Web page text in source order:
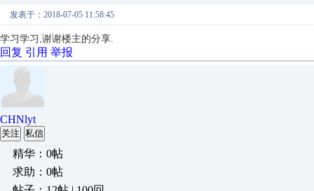
发表于：2018-07-05 11:58:45
学习学习,谢谢楼主的分享.
回复 引用 举报
CHNlyt
关注 私信
精华：0帖
求助：0帖